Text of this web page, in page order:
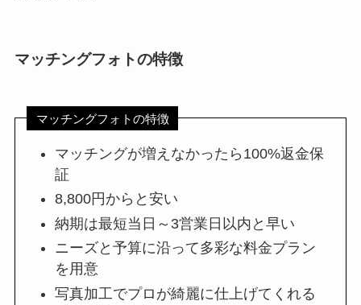
マッチングフォトの特徴
マッチングフォトの特徴
マッチングが増えなかったら100%返金保
証
8,800円からと安い
納期は最短当日～3営業日以内と早い
ニーズと予算に沿って多彩な料金プラン
を用意
写真加工でプロが綺麗に仕上げてくれる